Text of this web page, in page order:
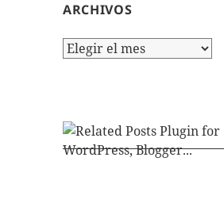
ARCHIVOS
Archivos